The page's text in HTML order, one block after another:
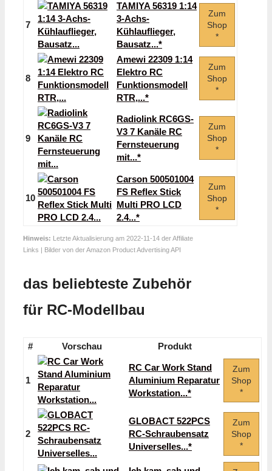
7
TAMIYA 56319 1:14
3-Achs-
Kühlauflieger,
Bausatz...*
Zum
Shop
*
8
Amewi 22309 1:14
Elektro RC
Funktionsmodell
RTR,...*
Zum
Shop
*
9
Radiolink RC6GS-
V3 7 Kanäle RC
Fernsteuerung
mit...*
Zum
Shop
*
10
Carson 500501004
FS Reflex Stick
Multi PRO LCD
2.4...*
Zum
Shop
*
Hinweis: Letzte Aktualisierung am 2022-11-14 der Affiliate
Links | Bilder von der Amazon Product Advertising API
das beliebteste Zubehör
für RC-Modellbau
# Vorschau Produkt
1
RC Car Work Stand
Aluminium Reparatur
Workstation...*
Zum
Shop
*
2
GLOBACT 522PCS
RC-Schraubensatz
Universelles...*
Zum
Shop
*